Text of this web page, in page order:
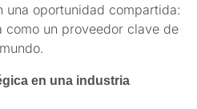
una oportunidad compartida:
como un proveedor clave de
en una industria